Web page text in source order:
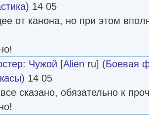
) 14 05
от канона, но при этом
: Чужой [Alien ru] (Боевая
) 14 05
сказано, обязательно к